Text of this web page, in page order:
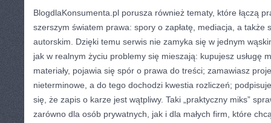
BlogdlaKonsumenta.pl porusza również tematy, które łączą
szerszym światem prawa: spory o zapłatę, mediacja, a także
autorskim. Dzięki temu serwis nie zamyka się w jednym
jak w realnym życiu problemy się mieszają: kupujesz usługę
materiały, pojawia się spór o prawa do treści; zamawiasz
nieterminowe, a do tego dochodzi kwestia rozliczeń;
się, że zapis o karze jest wątpliwy. Taki „praktyczny miks”
zarówno dla osób prywatnych, jak i dla małych firm, które